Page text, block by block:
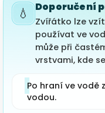
💧 Doporučení
Zvířátko lze
používat ve
může při
vrstvami, kde
Po hraní ve vodě
vodou.